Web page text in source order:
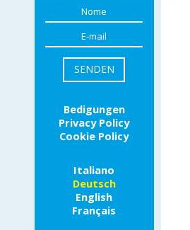
Bedigungen
Privacy Policy
Cookie Policy
Italiano
Deutsch
English
Français